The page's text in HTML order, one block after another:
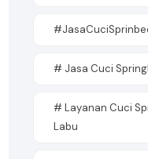
# Jasa Cuci
# Layanan Cuci
Labu